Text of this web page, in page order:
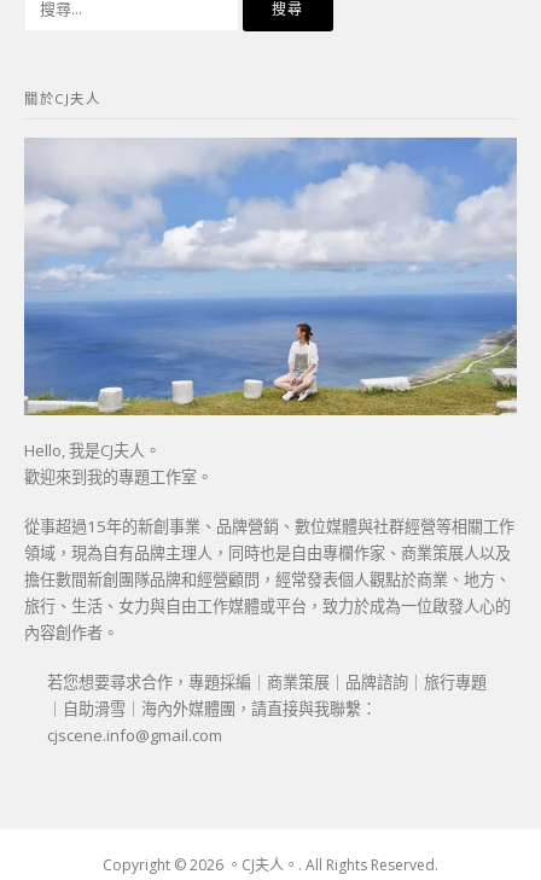
字:
關於CJ夫人
Hello, 我是CJ夫人。
歡迎來到我的專題工作室。
從事超過15年的新創事業、品牌營銷、數位媒體與社群經營等相關工作
領域，現為自有品牌主理人，同時也是自由專欄作家、商業策展人以及
擔任數間新創團隊品牌和經營顧問，經常發表個人觀點於商業、地方、
旅行、生活、女力與自由工作媒體或平台，致力於成為一位啟發人心的
內容創作者。
若您想要尋求合作，專題採編｜商業策展｜品牌諮詢｜旅行專題
｜自助滑雪｜海內外媒體團，請直接與我聯繫：
cjscene.info@gmail.com
Copyright © 2026 。CJ夫人。. All Rights Reserved.